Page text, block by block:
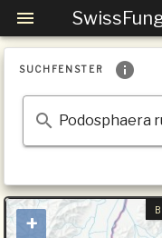
SUCHFENSTER
+